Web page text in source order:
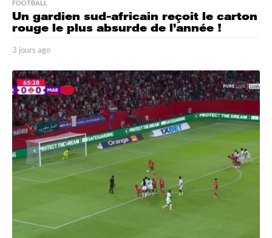
FOOTBALL
Un gardien sud-africain reçoit le carton
rouge le plus absurde de l’année !
3 jours ago
o
u
r
s
a
g
o